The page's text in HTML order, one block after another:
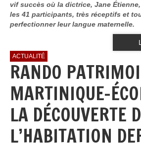
vif succès où la dictrice, Jane
les 41 participants, très réceptifs et
perfectionner leur langue maternelle.
ACTUALITÉ
RANDO
MARTINIQUE-
LA DÉCOUVERTE
L’HABITATION